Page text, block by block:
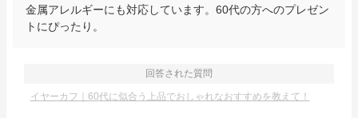
金属アレルギーにも対応しています。60代の方へのプレゼン
トにぴったり。
回答された質問
イヤーカフ｜60代に似合う上品でおしゃれなおすすめを教えて！